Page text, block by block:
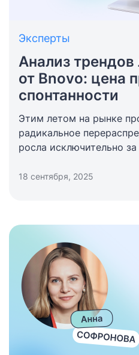
Эксперты
Анализ трендов
от Bnovo: цена
спонтанности
Этим летом на рынке
радикальное
росла исключительно
загрузка и
18 сентября, 2025